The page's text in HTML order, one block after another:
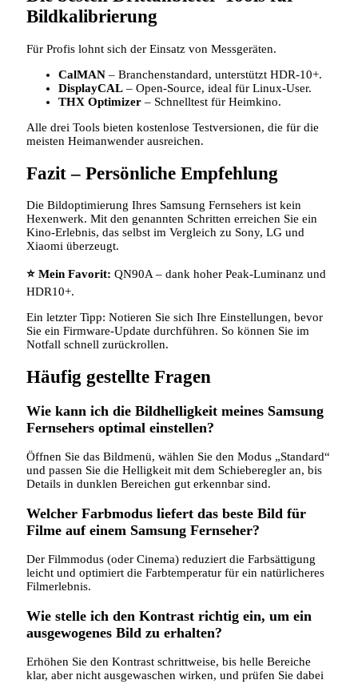
Bildkalibrierung
Für Profis lohnt sich der Einsatz von Messgeräten.
CalMAN – Branchenstandard, unterstützt HDR‑10+.
DisplayCAL – Open‑Source, ideal für Linux‑User.
THX Optimizer – Schnelltest für Heimkino.
Alle drei Tools bieten kostenlose Testversionen, die für die
meisten Heimanwender ausreichen.
Fazit – Persönliche Empfehlung
Die Bildoptimierung Ihres Samsung Fernsehers ist kein
Hexenwerk. Mit den genannten Schritten erreichen Sie ein
Kino‑Erlebnis, das selbst im Vergleich zu Sony, LG und
Xiaomi überzeugt.
⭐ Mein Favorit: QN90A – dank hoher Peak‑Luminanz und
HDR10+.
Ein letzter Tipp: Notieren Sie sich Ihre Einstellungen, bevor
Sie ein Firmware‑Update durchführen. So können Sie im
Notfall schnell zurückrollen.
Häufig gestellte Fragen
Wie kann ich die Bildhelligkeit meines Samsung
Fernsehers optimal einstellen?
Öffnen Sie das Bildmenü, wählen Sie den Modus „Standard“
und passen Sie die Helligkeit mit dem Schieberegler an, bis
Details in dunklen Bereichen gut erkennbar sind.
Welcher Farbmodus liefert das beste Bild für
Filme auf einem Samsung Fernseher?
Der Filmmodus (oder Cinema) reduziert die Farbsättigung
leicht und optimiert die Farbtemperatur für ein natürlicheres
Filmerlebnis.
Wie stelle ich den Kontrast richtig ein, um ein
ausgewogenes Bild zu erhalten?
Erhöhen Sie den Kontrast schrittweise, bis helle Bereiche
klar, aber nicht ausgewaschen wirken, und prüfen Sie dabei